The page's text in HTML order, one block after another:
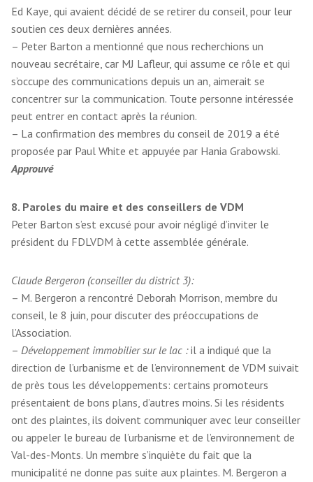
Ed Kaye, qui avaient décidé de se retirer du conseil, pour leur
soutien ces deux dernières années.
– Peter Barton a mentionné que nous recherchions un
nouveau secrétaire, car MJ Lafleur, qui assume ce rôle et qui
s’occupe des communications depuis un an, aimerait se
concentrer sur la communication. Toute personne intéressée
peut entrer en contact après la réunion.
– La confirmation des membres du conseil de 2019 a été
proposée par Paul White et appuyée par Hania Grabowski.
Approuvé
8. Paroles du maire et des conseillers de VDM
Peter Barton s’est excusé pour avoir négligé d’inviter le
président du FDLVDM à cette assemblée générale.
Claude Bergeron (conseiller du district 3):
– M. Bergeron a rencontré Deborah Morrison, membre du
conseil, le 8 juin, pour discuter des préoccupations de
l’Association.
– Développement immobilier sur le lac :il a indiqué que la
direction de l’urbanisme et de l’environnement de VDM suivait
de près tous les développements: certains promoteurs
présentaient de bons plans, d’autres moins. Si les résidents
ont des plaintes, ils doivent communiquer avec leur conseiller
ou appeler le bureau de l’urbanisme et de l’environnement de
Val-des-Monts. Un membre s’inquiète du fait que la
municipalité ne donne pas suite aux plaintes. M. Bergeron a